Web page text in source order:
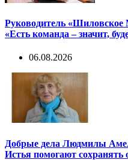
Руководитель
«Есть команда – значит,
06.08.2026
Добрые дела Людмилы
Истья помогают сохранять